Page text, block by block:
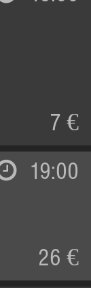
7 €
19:00
26 €